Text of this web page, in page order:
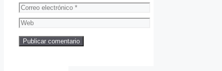
Correo
electrónico
Web